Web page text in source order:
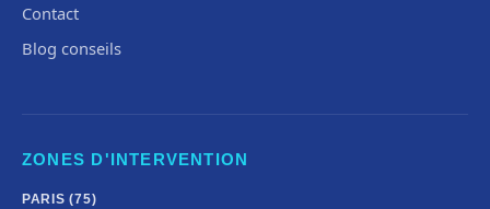
Contact
Blog conseils
ZONES D'INTERVENTION
PARIS (75)